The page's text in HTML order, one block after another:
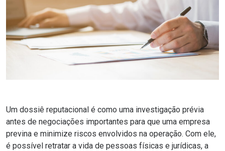
Um dossiê reputacional é como uma investigação prévia
antes de negociações importantes para que uma empresa
previna e minimize riscos envolvidos na operação. Com ele,
é possível retratar a vida de pessoas físicas e jurídicas, a